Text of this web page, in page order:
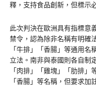
釋，支持食品創新，但標示
此次判決在歐洲具有指標意
禁令，認為除非名稱有明確
「牛排」「香腸」等通用
立法。南非與泰國則各自制
「肉排」「雞塊」「肋排」
「香腸」等名稱，但要求加